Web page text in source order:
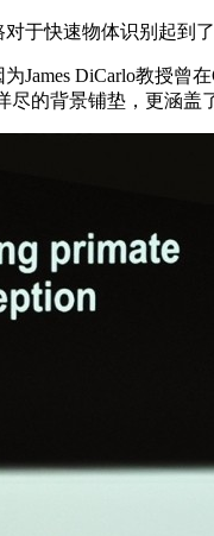
快速物体识别起到了
DiCarlo教授曾在
尽的背景铺垫，更涵盖